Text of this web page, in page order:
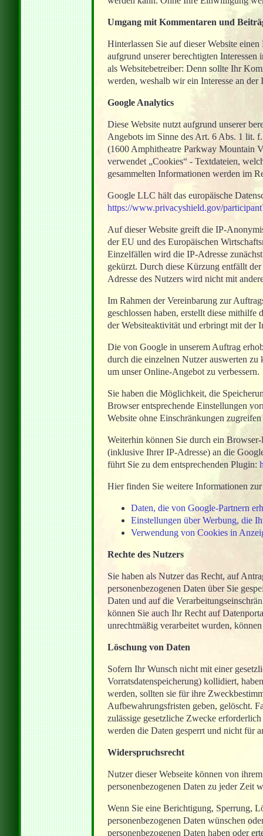
Umgang mit Kommentaren und
Hinterlassen Sie auf dieser Website
aufgrund unserer berechtigten
als Websitebetreiber: Denn sollte Ihr
werden, weshalb wir ein Interesse an
Google Analytics
Diese Website nutzt aufgrund unserer
Angebots im Sinne des Art. 6 Abs. 1 lit.
(1600 Amphitheatre Parkway Mountain
verwendet „Cookies“ ‐ Textdateien,
gesammelten Informationen werden im
Google LLC hält das europäische
https://www.privacyshield.gov/
Auf dieser Website greift die IP-
der EU und des Europäischen
Einzelfällen wird die IP-Adresse
gekürzt. Durch diese Kürzung entfällt
Adresse des Nutzers wird nicht mit
Im Rahmen der Vereinbarung zur
geschlossen haben, erstellt diese
der Websiteaktivität und erbringt mit der
Die von Google in unserem Auftrag
durch die einzelnen Nutzer auswerten
um unser Online-Angebot zu verbessern.
Sie haben die Möglichkeit, die
Browser entsprechende Einstellungen
Website ohne Einschränkungen
Weiterhin können Sie durch ein
(inklusive Ihrer IP-Adresse) an die
führt Sie zu dem entsprechenden Plugin:
Hier finden Sie weitere Informationen
Daten, die von Google-Partnern
Einstellungen über Werbung, die
Verwendung von Cookies in
Rechte des Nutzers
Sie haben als Nutzer das Recht, auf
personenbezogenen Daten über Sie
Daten und auf die
können Sie auch Ihr Recht auf
unrechtmäßig verarbeitet wurden,
Löschung von Daten
Sofern Ihr Wunsch nicht mit einer
Vorratsdatenspeicherung) kollidiert,
werden, sollten sie für ihre
Aufbewahrungsfristen geben, gelöscht.
zulässige gesetzliche Zwecke
werden die Daten gesperrt und nicht für
Widerspruchsrecht
Nutzer dieser Webseite können von
personenbezogenen Daten zu jeder Zeit
Wenn Sie eine Berichtigung, Sperrung,
personenbezogenen Daten wünschen
personenbezogenen Daten haben oder